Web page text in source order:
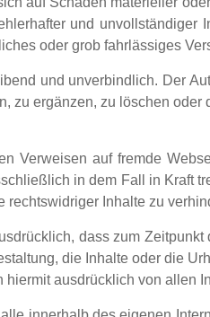
und unvollständiger
oder grob fahrlässiges
und unverbindlich. Der
zu ergänzen, zu löschen
Verweisen auf fremde
in dem Fall in Kraft
rechtswidriger Inhalte zu
dass zum
die Inhalte oder die
hiermit ausdrücklich von allen